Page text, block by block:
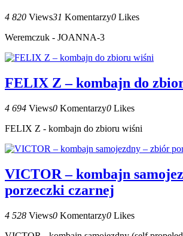
4 820 Views31 Komentarzy0 Likes
Weremczuk - JOANNA-3
FELIX Z – kombajn do
4 694 Views0 Komentarzy0 Likes
FELIX Z - kombajn do zbioru wiśni
VICTOR – kombajn
porzeczki czarnej
4 528 Views0 Komentarzy0 Likes